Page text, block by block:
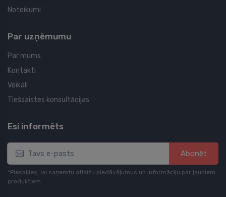
Noteikumi
Par uzņēmumu
Par mums
Kontakti
Veikali
Tiešsaistes konsultācijas
Esi informēts
Abonēt
*Piesakies, lai saņemtu atlaižu piedāvājumus un informāciju par jauniem
produktiem